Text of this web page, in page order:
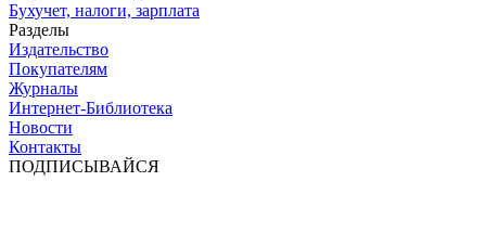
Бухучет, налоги, зарплата
Разделы
Издательство
Покупателям
Журналы
Интернет-Библиотека
Новости
Контакты
ПОДПИСЫВАЙСЯ